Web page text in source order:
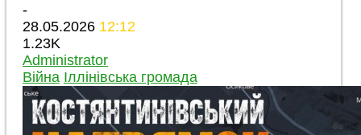
-
28.05.2026 12:12
1.23K
Administrator
Війна Іллінівська громада